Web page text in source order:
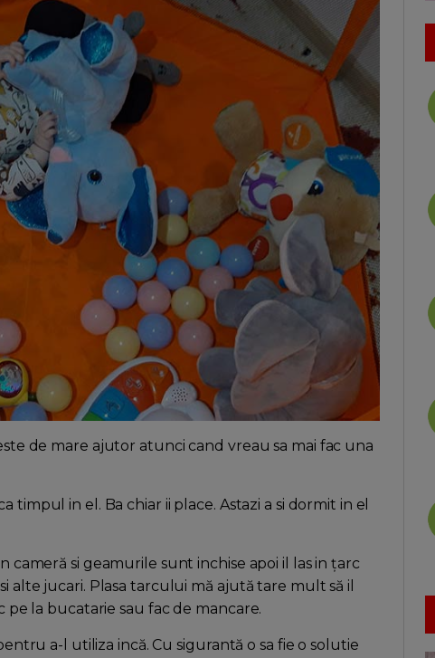
de mare ajutor atunci cand vreau sa mai fac una
timpul in el. Ba chiar ii place. Astazi a si dormit in el
si geamurile sunt inchise apoi il las in țarc
jucari. Plasa tarcului mă ajută tare mult să il
la bucatarie sau fac de mancare.
a-l utiliza incă. Cu sigurantă o sa fie o solutie